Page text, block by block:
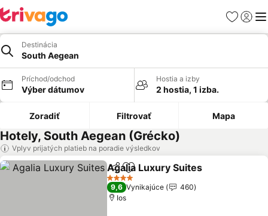
Obľúbené
Destinácia
South Aegean
Príchod/odchod
Výber dátumov
Hostia a izby
2 hostia, 1 izba.
Zoradiť Filtrovať Mapa
Hotely, South Aegean (Grécko)
Vplyv prijatých platieb na poradie výsledkov
ZdieľaťPridať do obľúbených
Agalia Luxury Suites
4 Počet hviezdičiek
9,6 Vynikajúce
460
Ios